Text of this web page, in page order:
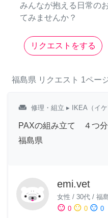
みんなが抱える日常の
てみませんか？
リクエストをする
福島県 リクエスト 1ペー
weekend 修理・組立 ▸ IKEA（イ
PAXの組み立て ４つ分
福島県
emi.vet
女性 / 30代 / 福
sentiment_satisfied 0 sentiment_neutral 0 sentiment_dissatisfied 0